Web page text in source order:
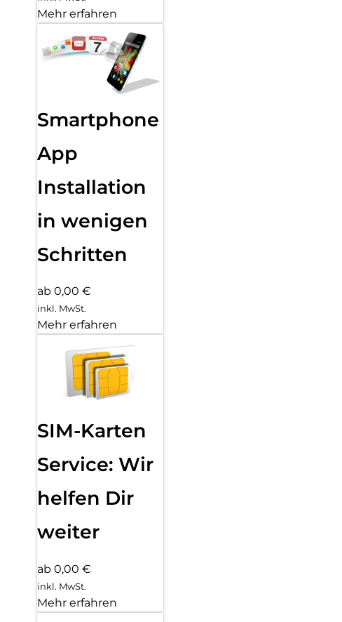
Mehr erfahren
Smartphone
App
Installation
in wenigen
Schritten
ab 0,00 €
inkl. MwSt.
Mehr erfahren
SIM-Karten
Service: Wir
helfen Dir
weiter
ab 0,00 €
inkl. MwSt.
Mehr erfahren